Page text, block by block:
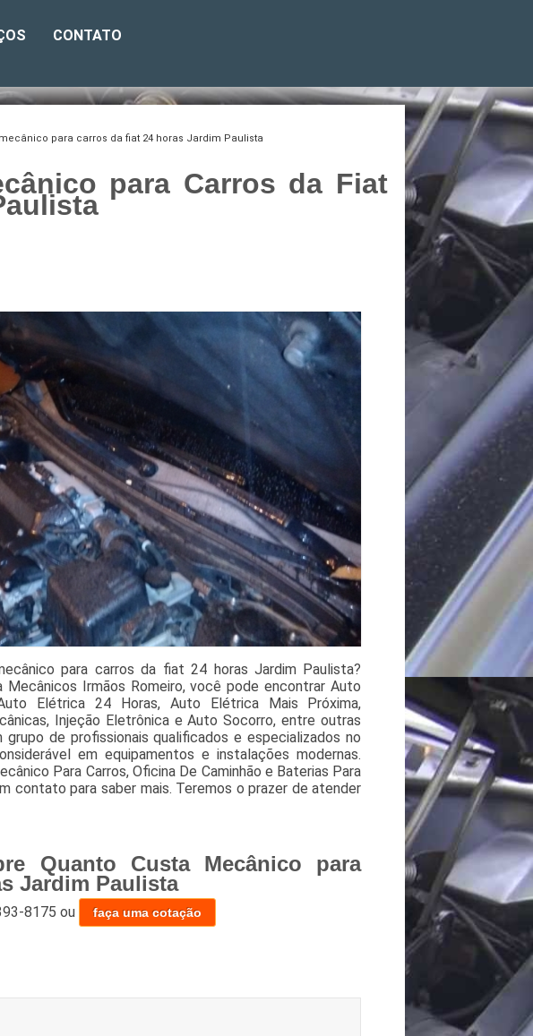
CONTATO
para carros da fiat 24 horas Jardim Paulista
para Carros da Fiat
para carros da fiat 24 horas Jardim Paulista?
Irmãos Romeiro, você pode encontrar Auto
Elétrica 24 Horas, Auto Elétrica Mais Próxima,
Injeção Eletrônica e Auto Socorro, entre outras
de profissionais qualificados e especializados no
em equipamentos e instalações modernas.
Para Carros, Oficina De Caminhão e Baterias Para
contato para saber mais. Teremos o prazer de atender
Quanto Custa Mecânico para
Jardim Paulista
8175 ou faça uma cotação